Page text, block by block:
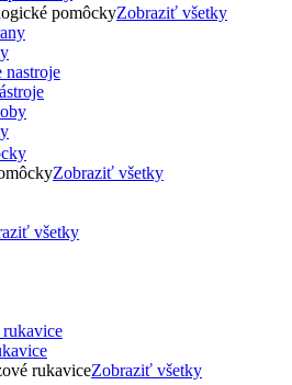
pomôckyZobraziť všetky
Zobraziť všetky
všetky
rukaviceZobraziť všetky